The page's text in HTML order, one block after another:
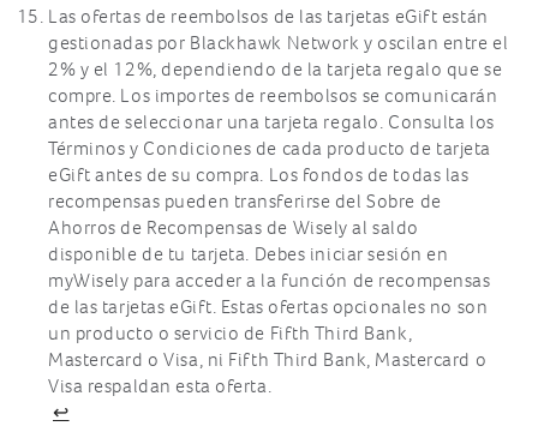
Las ofertas de reembolsos de las tarjetas eGift están
gestionadas por Blackhawk Network y oscilan entre el
2% y el 12%, dependiendo de la tarjeta regalo que se
compre. Los importes de reembolsos se comunicarán
antes de seleccionar una tarjeta regalo. Consulta los
Términos y Condiciones de cada producto de tarjeta
eGift antes de su compra. Los fondos de todas las
recompensas pueden transferirse del Sobre de
Ahorros de Recompensas de Wisely al saldo
disponible de tu tarjeta. Debes iniciar sesión en
myWisely para acceder a la función de recompensas
de las tarjetas eGift. Estas ofertas opcionales no son
un producto o servicio de Fifth Third Bank,
Mastercard o Visa, ni Fifth Third Bank, Mastercard o
Visa respaldan esta oferta.
↩